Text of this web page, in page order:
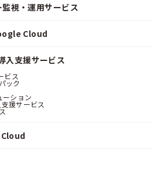
視・運用サービス
Cloud
入支援サービス
ビス
ック
ーション
援サービス